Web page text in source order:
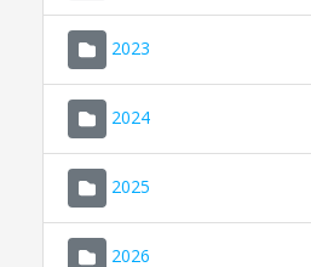
2023
2024
2025
2026